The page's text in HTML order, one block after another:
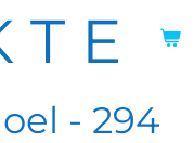
T E
- 294